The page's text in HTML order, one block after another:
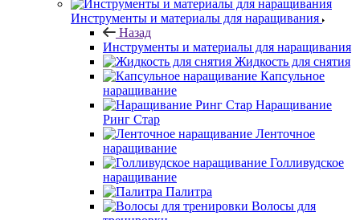
Инструменты и материалы для наращивания
Назад
Инструменты и материалы для наращивания
Жидкость для снятия
Капсульное
наращивание
Наращивание
Ринг Стар
Ленточное
наращивание
Голливудское
наращивание
Палитра
Волосы для